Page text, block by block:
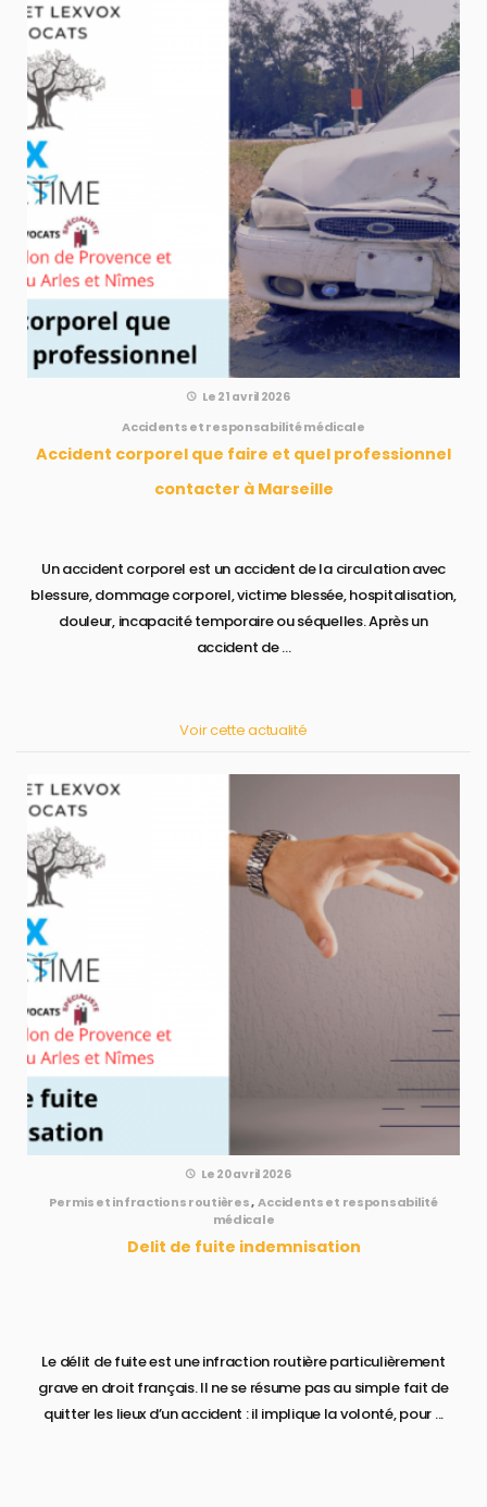
Le 21 avril 2026
Accidents et responsabilité médicale
Accident corporel que faire et quel professionnel
contacter à Marseille
Un accident corporel est un accident de la circulation avec
blessure, dommage corporel, victime blessée, hospitalisation,
douleur, incapacité temporaire ou séquelles. Après un
accident de ...
Voir cette actualité
Le 20 avril 2026
Permis et infractions routières,Accidents et responsabilité
médicale
Delit de fuite indemnisation
Le délit de fuite est une infraction routière particulièrement
grave en droit français. Il ne se résume pas au simple fait de
quitter les lieux d’un accident : il implique la volonté, pour ...